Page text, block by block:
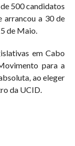
500 candidatos
arrancou a 30 de
de Maio.
em Cabo
para a
ao eleger
da UCID.